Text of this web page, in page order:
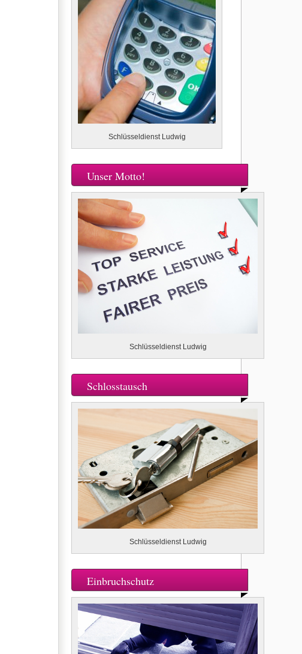
Schlüsseldienst Ludwig
Unser Motto!
Schlüsseldienst Ludwig
Schlosstausch
Schlüsseldienst Ludwig
Einbruchschutz